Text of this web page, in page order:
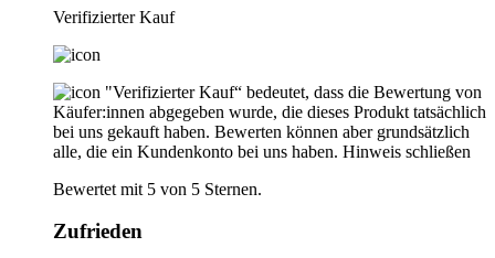
Verifizierter Kauf
"Verifizierter Kauf“ bedeutet, dass die Bewertung von
Käufer:innen abgegeben wurde, die dieses Produkt tatsächlich
bei uns gekauft haben. Bewerten können aber grundsätzlich
alle, die ein Kundenkonto bei uns haben. Hinweis schließen
Bewertet mit 5 von 5 Sternen.
Zufrieden